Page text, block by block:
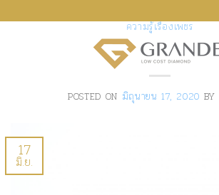
ความรู้เรื่องเพชร
อยากขายเพชร
POSTED ON มิถุนายน 17, 2020 BY
17
มิ.ย.